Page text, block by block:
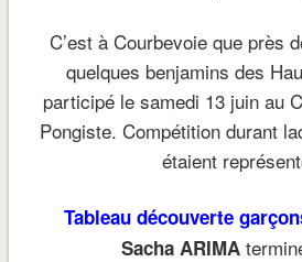
C’est à Courbevoie que près
quelques benjamins des
participé le samedi 13 juin au
Pongiste. Compétition durant
étaient
Tableau découverte
Sacha ARIMA